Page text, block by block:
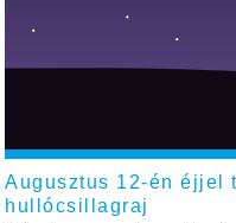
Augusztus 12-én éjjel
hullócsillagraj